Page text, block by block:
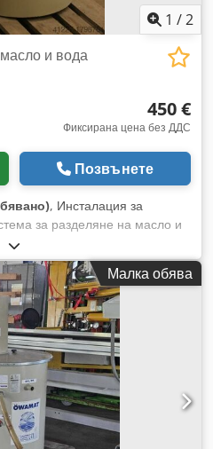
1 /2
и вода
450 €
Фиксирана цена без ДДС
Позвънете
, Инсталация за
за разделяне на масло и
Икономичното и дълготрайно
обикновено е разделянето
кондензати.
на законовите изисквания за
– Тегло: 70 кг
Малка обява